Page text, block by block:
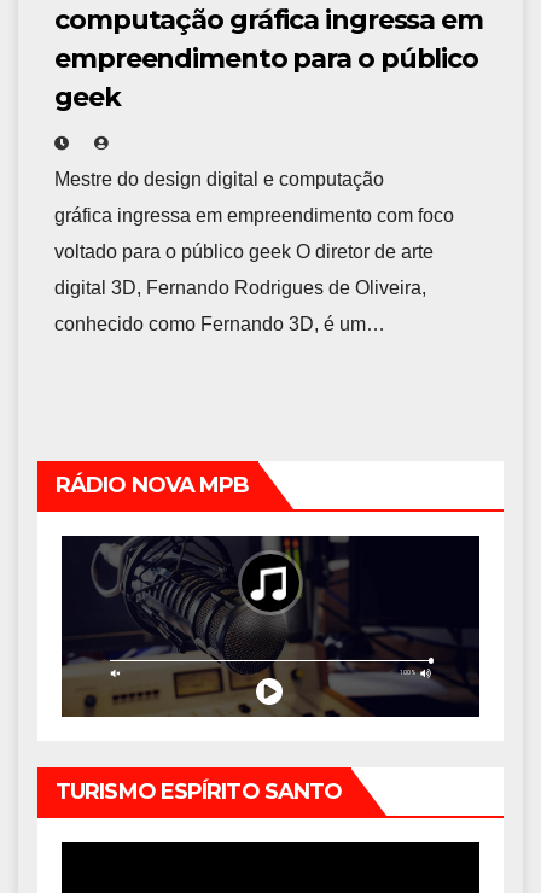
computação gráfica ingressa em
empreendimento para o público
geek
Mestre do design digital e computação
gráfica ingressa em empreendimento com foco
voltado para o público geek O diretor de arte
digital 3D, Fernando Rodrigues de Oliveira,
conhecido como Fernando 3D, é um…
RÁDIO NOVA MPB
TURISMO ESPÍRITO SANTO